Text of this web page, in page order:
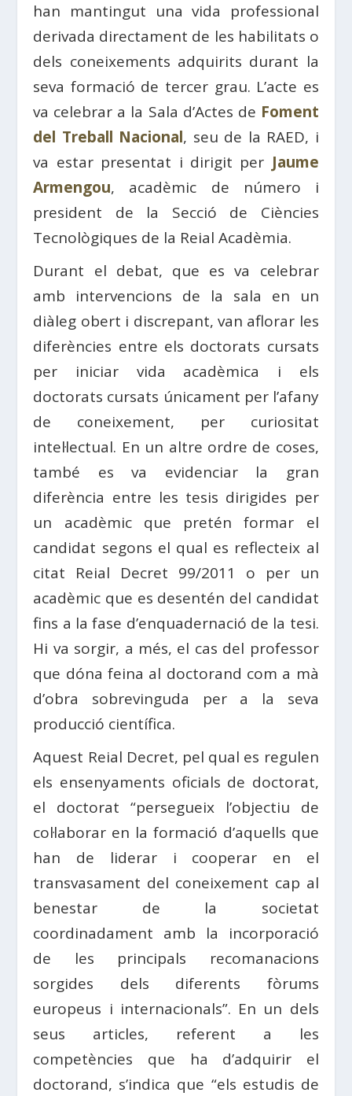
han mantingut una vida professional
derivada directament de les habilitats o
dels coneixements adquirits durant la
seva formació de tercer grau. L’acte es
va celebrar a la Sala d’Actes de Foment
del Treball Nacional, seu de la RAED, i
va estar presentat i dirigit per Jaume
Armengou, acadèmic de número i
president de la Secció de Ciències
Tecnològiques de la Reial Acadèmia.
Durant el debat, que es va celebrar
amb intervencions de la sala en un
diàleg obert i discrepant, van aflorar les
diferències entre els doctorats cursats
per iniciar vida acadèmica i els
doctorats cursats únicament per l’afany
de coneixement, per curiositat
intel·lectual. En un altre ordre de coses,
també es va evidenciar la gran
diferència entre les tesis dirigides per
un acadèmic que pretén formar el
candidat segons el qual es reflecteix al
citat Reial Decret 99/2011 o per un
acadèmic que es desentén del candidat
fins a la fase d’enquadernació de la tesi.
Hi va sorgir, a més, el cas del professor
que dóna feina al doctorand com a mà
d’obra sobrevinguda per a la seva
producció científica.
Aquest Reial Decret, pel qual es regulen
els ensenyaments oficials de doctorat,
el doctorat “persegueix l’objectiu de
col·laborar en la formació d’aquells que
han de liderar i cooperar en el
transvasament del coneixement cap al
benestar de la societat
coordinadament amb la incorporació
de les principals recomanacions
sorgides dels diferents fòrums
europeus i internacionals”. En un dels
seus articles, referent a les
competències que ha d’adquirir el
doctorand, s’indica que “els estudis de